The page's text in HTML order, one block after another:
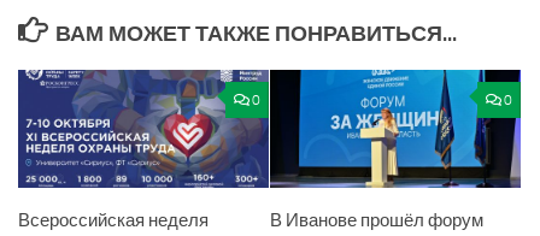
ВАМ МОЖЕТ ТАКЖЕ ПОНРАВИТЬСЯ...
0
Всероссийская неделя
0
В Иванове прошёл форум